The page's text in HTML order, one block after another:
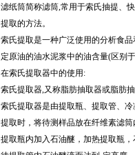
滤纸筒简称滤筒,常用于索氏抽提、
提取的方法。
索氏提取是一种广泛使用的分析食
定原油的油水泥浆中的油含量(区别
在索氏提取器中的使用:
索氏提取器,又称脂肪抽取器或脂肪
索氏提取器是由提取瓶、提取管、
提取时，将待测样品放在纤维素滤
提取瓶内加入石油醚，加热提取瓶